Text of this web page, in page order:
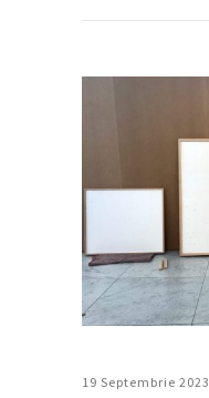
19 Septembrie 2023